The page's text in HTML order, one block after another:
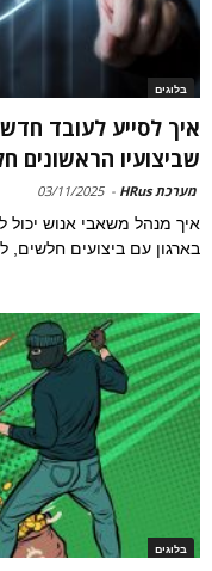
בלוגים
איך לסייע לעובד
שביצועיו הראשונים
מערכת HRus -
03/11/2025
איך מנהל משאבי אנוש
בארגון עם ביצועים
בלוגים